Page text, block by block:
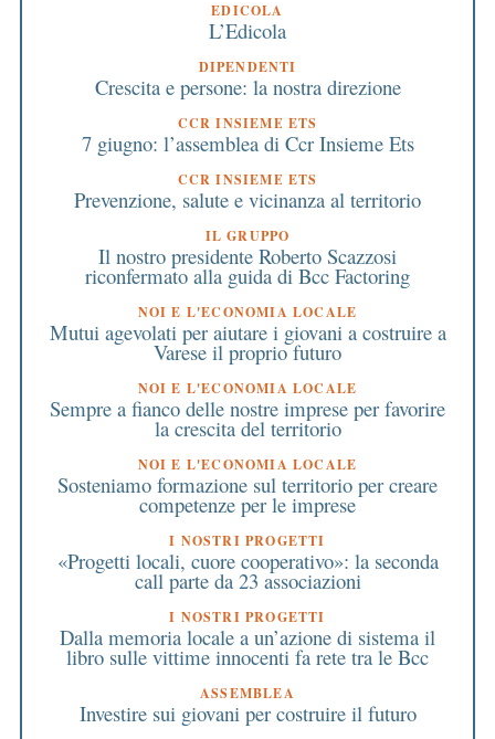
EDICOLA
L’Edicola
DIPENDENTI
Crescita e persone: la nostra direzione
CCR INSIEME ETS
7 giugno: l’assemblea di Ccr Insieme Ets
CCR INSIEME ETS
Prevenzione, salute e vicinanza al territorio
IL GRUPPO
Il nostro presidente Roberto Scazzosi
riconfermato alla guida di Bcc Factoring
NOI E L'ECONOMIA LOCALE
Mutui agevolati per aiutare i giovani a costruire a
Varese il proprio futuro
NOI E L'ECONOMIA LOCALE
Sempre a fianco delle nostre imprese per favorire
la crescita del territorio
NOI E L'ECONOMIA LOCALE
Sosteniamo formazione sul territorio per creare
competenze per le imprese
I NOSTRI PROGETTI
«Progetti locali, cuore cooperativo»: la seconda
call parte da 23 associazioni
I NOSTRI PROGETTI
Dalla memoria locale a un’azione di sistema il
libro sulle vittime innocenti fa rete tra le Bcc
ASSEMBLEA
Investire sui giovani per costruire il futuro